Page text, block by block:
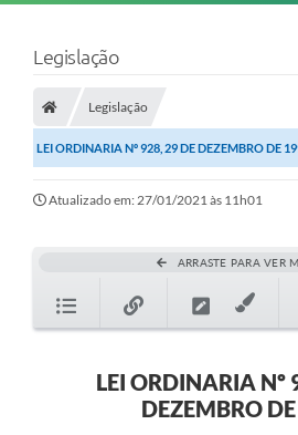
A Prefeitura
Diário Oficial
TRANSPARÊNCIA
Contato
Iluminação Pública
Conselhos Municipais
Legislação
Legislação
LEI ORDINARIA Nº 928, 29 DE DEZEMBRO DE
Atualizado em: 27/01/2021 às 11h01
ARRASTE PARA VER
LEI ORDINARIA Nº
DEZEMBRO